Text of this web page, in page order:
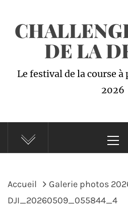
contenu
DE LA
Le festival de la course à
2026
Accueil
Galerie photos
DJI_20260509_055844_4